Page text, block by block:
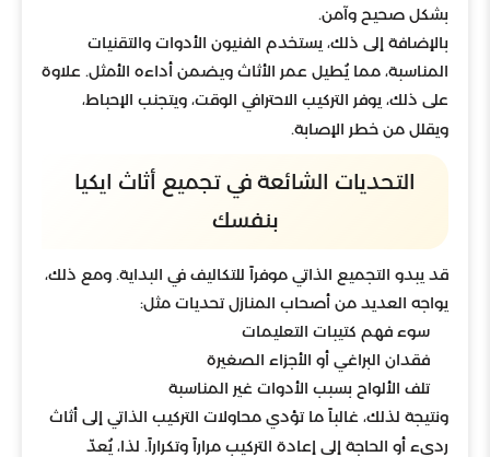
بشكل صحيح وآمن.
بالإضافة إلى ذلك، يستخدم الفنيون الأدوات والتقنيات
المناسبة، مما يُطيل عمر الأثاث ويضمن أداءه الأمثل. علاوة
على ذلك، يوفر التركيب الاحترافي الوقت، ويتجنب الإحباط،
ويقلل من خطر الإصابة.
التحديات الشائعة في تجميع أثاث ايكيا
بنفسك
قد يبدو التجميع الذاتي موفراً للتكاليف في البداية. ومع ذلك،
يواجه العديد من أصحاب المنازل تحديات مثل:
سوء فهم كتيبات التعليمات
فقدان البراغي أو الأجزاء الصغيرة
تلف الألواح بسبب الأدوات غير المناسبة
ونتيجة لذلك، غالباً ما تؤدي محاولات التركيب الذاتي إلى أثاث
رديء أو الحاجة إلى إعادة التركيب مراراً وتكراراً. لذا، يُعدّ